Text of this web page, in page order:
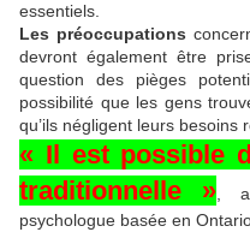
essentiels.
Les préoccupations
devront également être
question des pièges
possibilité que les gens
qu’ils négligent leurs besoins
« Il est possible
traditionnelle » ,
psychologue basée en